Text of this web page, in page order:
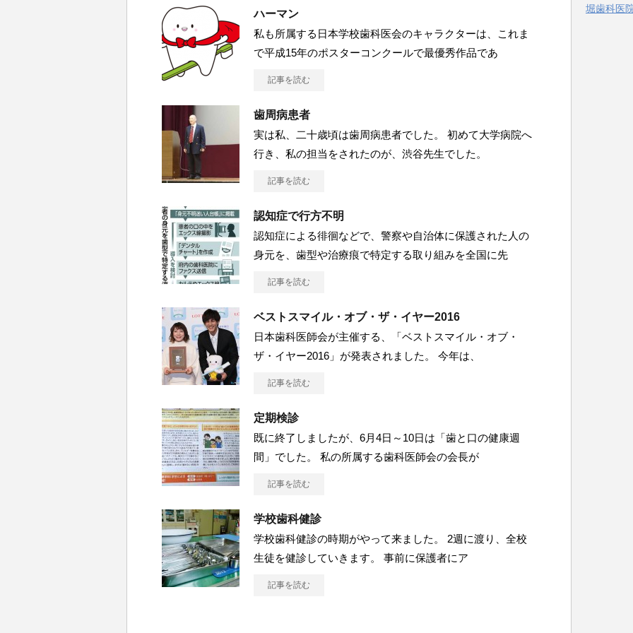
ハーマン
私も所属する日本学校歯科医会のキャラクターは、これま
で平成15年のポスターコンクールで最優秀作品であ
記事を読む
歯周病患者
実は私、二十歳頃は歯周病患者でした。 初めて大学病院へ
行き、私の担当をされたのが、渋谷先生でした。
記事を読む
認知症で行方不明
認知症による徘徊などで、警察や自治体に保護された人の
身元を、歯型や治療痕で特定する取り組みを全国に先
記事を読む
ベストスマイル・オブ・ザ・イヤー2016
日本歯科医師会が主催する、「ベストスマイル・オブ・
ザ・イヤー2016」が発表されました。 今年は、
記事を読む
定期検診
既に終了しましたが、6月4日～10日は「歯と口の健康週
間」でした。 私の所属する歯科医師会の会長が
記事を読む
学校歯科健診
学校歯科健診の時期がやって来ました。 2週に渡り、全校
生徒を健診していきます。 事前に保護者にア
記事を読む
ー
堀歯科医